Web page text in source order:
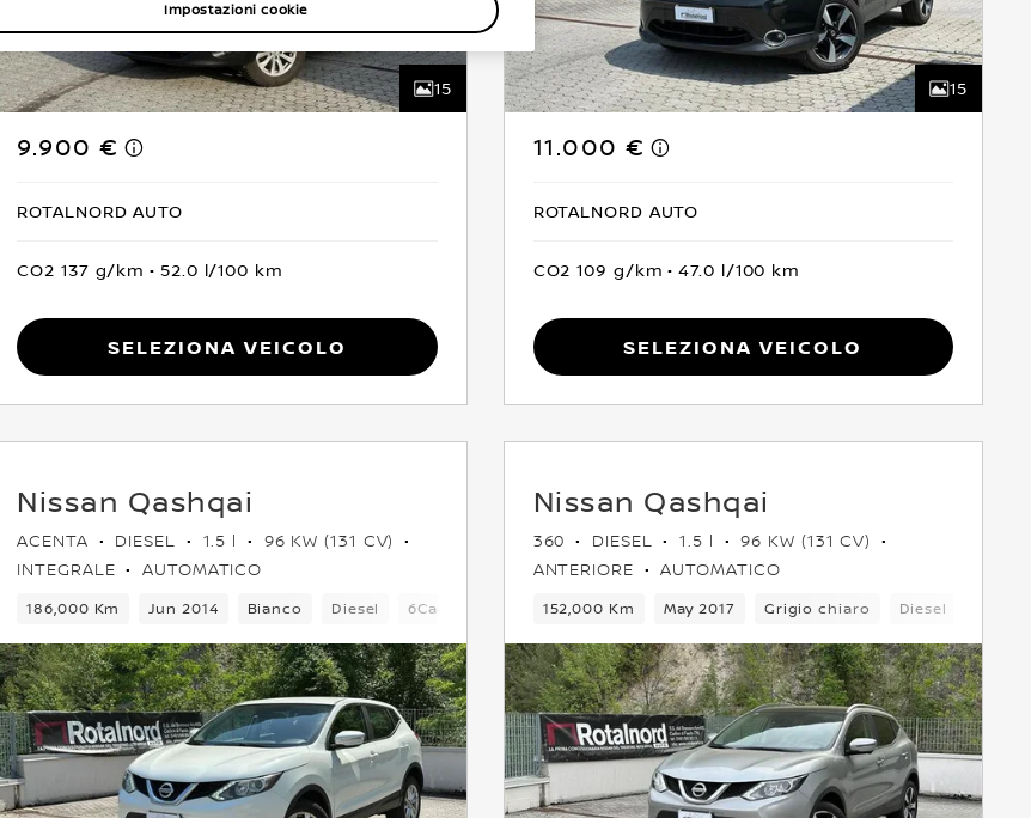
15
9.900 €
ROTALNORD AUTO
CO2 137 g/km 52.0 l/100 km
Seleziona Veicolo
15
11.000 €
ROTALNORD AUTO
CO2 109 g/km 47.0 l/100 km
Seleziona Veicolo
5 Posti Crossover Integrale Euro 6
Nissan Qashqai
ACENTA DIESEL 1.5 l
96 KW (131 CV)
INTEGRALE
AUTOMATICO
186,000 Km Jun 2014 Bianco Diesel 6Cambio 5 Posti Crossover Integrale Euro 5
Nissan Qashqai
360 DIESEL 1.5 l
96 KW (131 CV)
ANTERIORE
AUTOMATICO
152,000 Km May 2017 Grigio chiaro Diesel
Impostazioni cookie